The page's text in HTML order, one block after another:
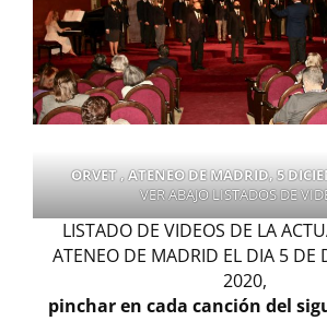
ORVET , ATENEO DE MADRID, 5
VER ABAJO LISTADOS DE
LISTADO DE VIDEOS DE LA
ATENEO DE MADRID EL DIA 5 DE
2020,
pinchar en cada canción del